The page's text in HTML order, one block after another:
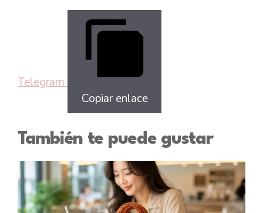
Telegram
Copiar enlace
También te puede gustar